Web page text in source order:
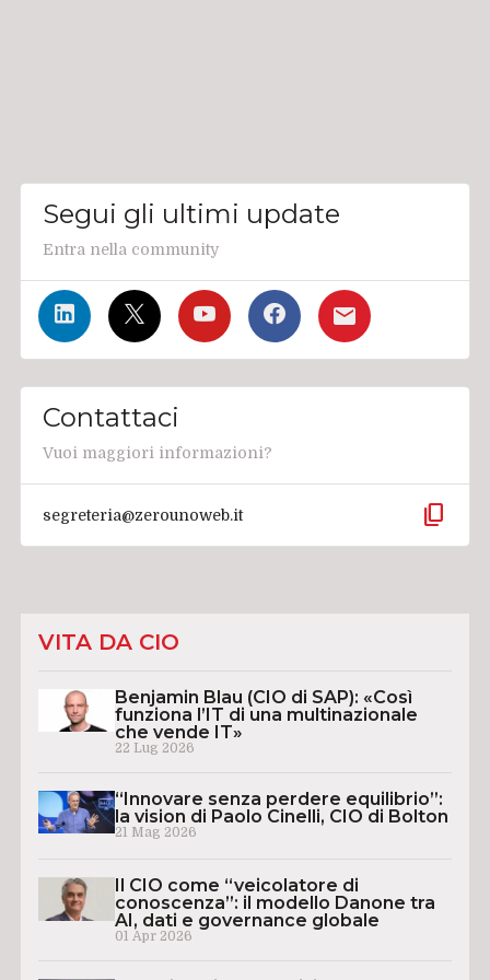
Segui gli ultimi update
Entra nella community
Contattaci
Vuoi maggiori informazioni?
segreteria@zerounoweb.it content_copy
VITA DA CIO
Benjamin Blau (CIO di SAP): «Così
funziona l’IT di una multinazionale
che vende IT»
22 Lug 2026
“Innovare senza perdere equilibrio”:
la vision di Paolo Cinelli, CIO di Bolton
21 Mag 2026
Il CIO come “veicolatore di
conoscenza”: il modello Danone tra
AI, dati e governance globale
01 Apr 2026